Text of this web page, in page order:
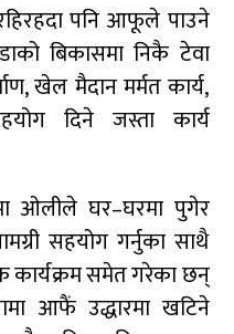
पनि आफूले पाउने
बिकासमा निकै टेवा
खेल मैदान मर्मत कार्य,
दिने जस्ता कार्य
ओलीले घर–घरमा पुगेर
सहयोग गर्नुका साथै
कार्यक्रम समेत गरेका छन्
आफैं उद्धारमा खटिने